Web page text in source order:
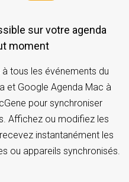
moment
tous les événements du
et Google Agenda Mac à
pour synchroniser
Affichez ou modifiez les
instantanément les
ou appareils synchronisés.